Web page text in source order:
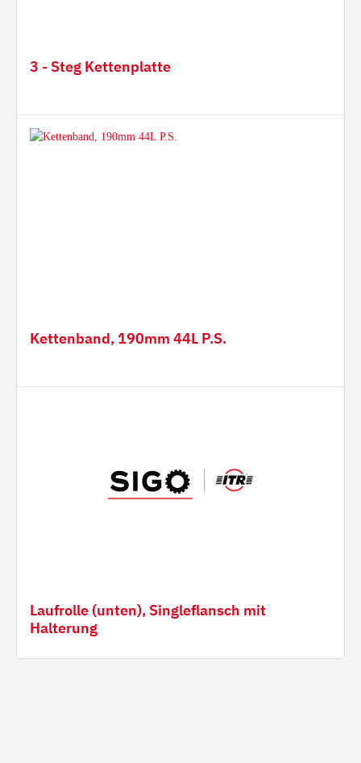
3 - Steg Kettenplatte
Kettenband, 190mm 44L P.S.
Laufrolle (unten), Singleflansch mit
Halterung